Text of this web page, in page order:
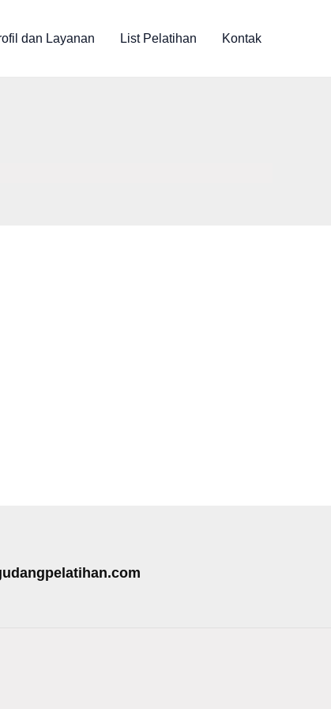
dan Layanan List Pelatihan Kontak